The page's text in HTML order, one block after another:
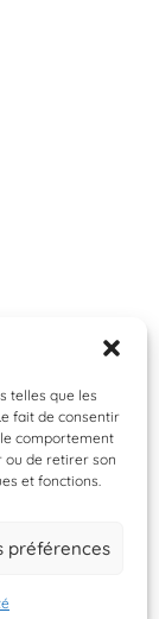
telles que les
fait de consentir
comportement
ou de retirer son
et fonctions.
préférences
À valider
Phorcus
Monodonte